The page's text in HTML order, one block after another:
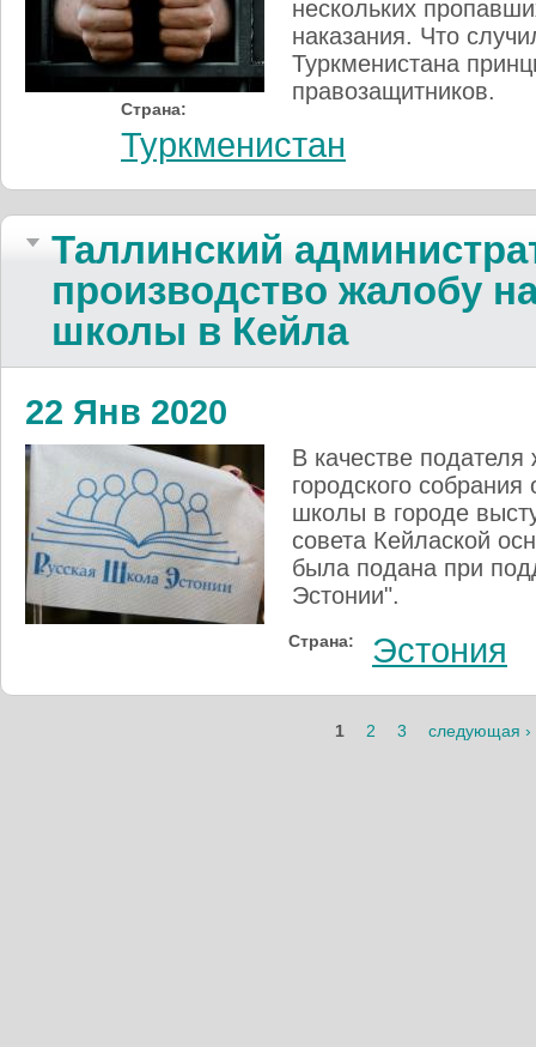
нескольких
наказания. Что
Туркменистана
правозащитников.
Страна:
Туркменистан
Таллинский
производство жалобу
школы в Кейла
22 Янв 2020
В качестве
городского
школы в городе
совета Кейлаской
была подана при
Эстонии".
Страна: Эстония
1 2 3 следующая ›